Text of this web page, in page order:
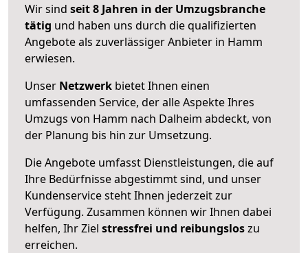
Wir sind seit 8 Jahren in der Umzugsbranche
tätig und haben uns durch die qualifizierten
Angebote als zuverlässiger Anbieter in Hamm
erwiesen.
Unser Netzwerk bietet Ihnen einen
umfassenden Service, der alle Aspekte Ihres
Umzugs von Hamm nach Dalheim abdeckt, von
der Planung bis hin zur Umsetzung.
Die Angebote umfasst Dienstleistungen, die auf
Ihre Bedürfnisse abgestimmt sind, und unser
Kundenservice steht Ihnen jederzeit zur
Verfügung. Zusammen können wir Ihnen dabei
helfen, Ihr Ziel stressfrei und reibungsloszu
erreichen.